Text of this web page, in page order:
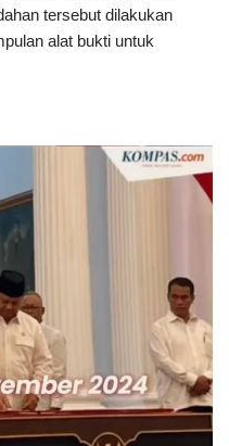
tersebut dilakukan
alat bukti untuk